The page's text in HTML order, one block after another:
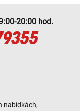
20:00 hod.
nabídkách,